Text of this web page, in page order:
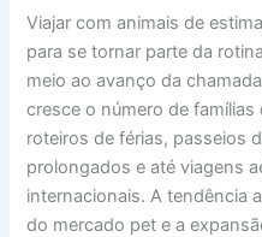
Viajar com animais de
para se tornar parte da
meio ao avanço da
cresce o número de
roteiros de férias, passeios
prolongados e até viagens
internacionais. A tendência
do mercado pet e a